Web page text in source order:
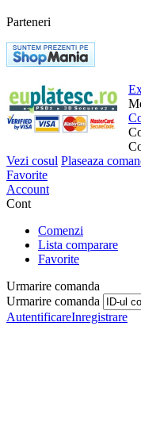
Parteneri
Vezi cosul Plaseaza
Favorite
Account
Cont
Comenzi
Lista comparare
Favorite
Urmarire comanda
Urmarire comanda
AutentificareInregistrare